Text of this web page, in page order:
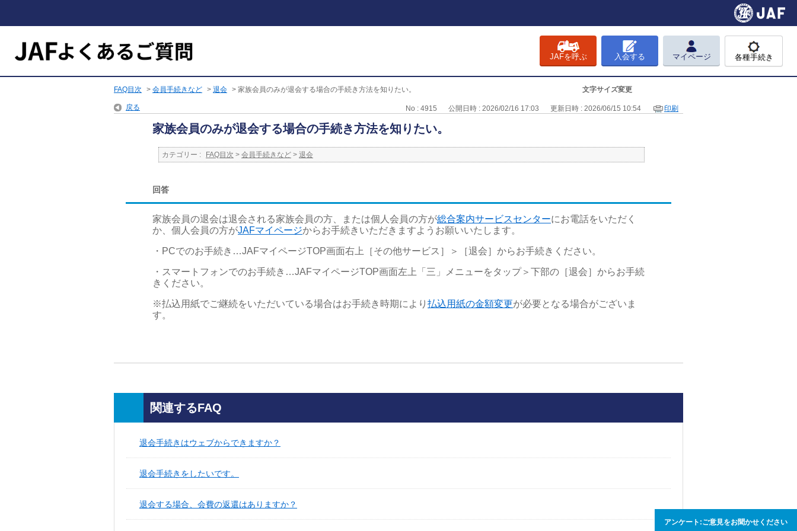
JAFを呼ぶ 入会する マイページ 各種手続き
文字サイズ変更
FAQ目次 > 会員手続きなど > 退会 > 家族会員のみが退会する場合の手続き方法を知りたい。
戻る No : 4915 公開日時 : 2026/02/16 17:03 更新日時 : 2026/06/15 10:54 印刷
家族会員のみが退会する場合の手続き方法を知りたい。
カテゴリー : FAQ目次 > 会員手続きなど > 退会
回答
家族会員の退会は退会される家族会員の方、または個人会員の方が総合案内サービスセンターにお電話をいただく
か、個人会員の方がJAFマイページからお手続きいただきますようお願いいたします。
・PCでのお手続き…JAFマイページTOP画面右上［その他サービス］＞［退会］からお手続きください。
・スマートフォンでのお手続き…JAFマイページTOP画面左上「三」メニューをタップ＞下部の［退会］からお手続
きください。
※払込用紙でご継続をいただいている場合はお手続き時期により 払込用紙の金額変更が必要となる場合がございま
す。
関連するFAQ
退会手続きはウェブからできますか？
退会手続きをしたいです。
退会する場合、会費の返還はありますか？
アンケート:ご意見をお聞かせください